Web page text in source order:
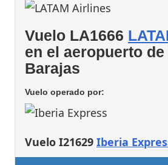
Vuelo LA1666
en el aeropuerto
Barajas
Vuelo operado por:
Vuelo I21629 Iberia